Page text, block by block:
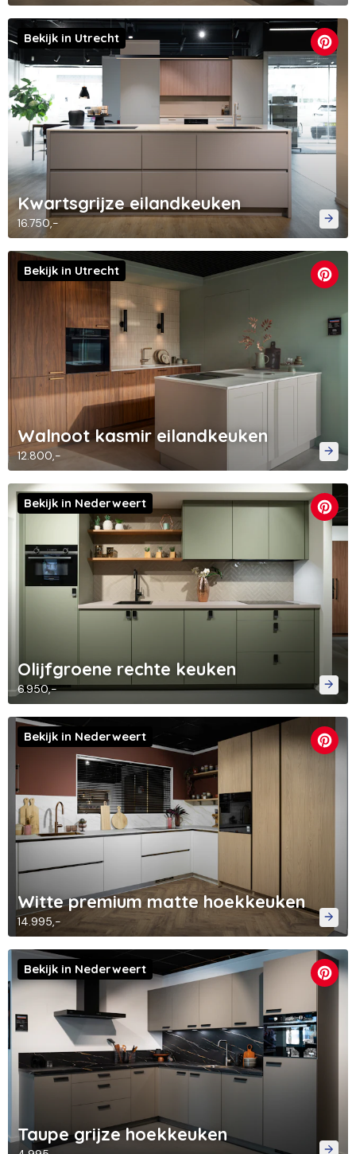
Kwartsgrijze eilandkeuken
16.750,-
Bekijk in Utrecht
Walnoot kasmir eilandkeuken
12.800,-
Bekijk in Utrecht
Olijfgroene rechte keuken
6.950,-
Bekijk in Nederweert
Witte premium matte hoekkeuken
14.995,-
Bekijk in Nederweert
Taupe grijze hoekkeuken
Bekijk in Nederweert